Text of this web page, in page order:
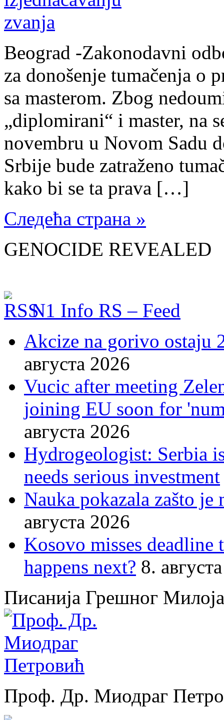
Beograd -Zakonodavni
za donošenje tumačenja o
sa masterom. Zbog
„diplomirani“ i master, na
novembru u Novom Sadu
Srbije bude zatraženo
kako bi se ta prava […]
Следећа страна »
GENOCIDE REVEALED
N1 Info RS – Feed
Akcize na gorivo ostaju
августа 2026
Vucic after meeting
joining EU soon for
августа 2026
Hydrogeologist: Serbia
needs serious investment
Nauka pokazala zašto
августа 2026
Kosovo misses
happens next? 8.
Писанија Грешног Милоја
Проф. Др. Миодраг